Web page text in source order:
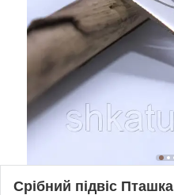
Срібний підвіс Пташка